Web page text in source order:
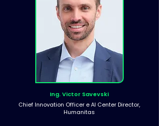
Ing. Victor Savevski
Chief Innovation Officer e AI Center Director,
Humanitas